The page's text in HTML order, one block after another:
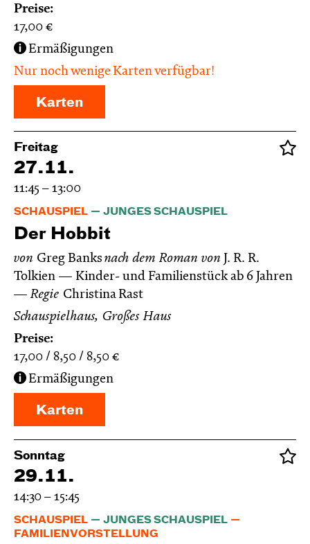
Preise:
17,00 €
Ermäßigungen
Nur noch wenige Karten verfügbar!
Karten
Freitag
27.11.
11:45 – 13:00
SCHAUSPIEL JUNGES SCHAUSPIEL
Der Hobbit
von Greg Banks nach dem Roman von J. R. R.
Tolkien
Kinder- und Familienstück ab 6 Jahren
Regie Christina Rast
Schauspielhaus, Großes Haus
Preise:
17,00
8,50 8,50 €
Ermäßigungen
Karten
Sonntag
29.11.
14:30 – 15:45
SCHAUSPIEL
JUNGES SCHAUSPIEL
FAMILIENVORSTELLUNG